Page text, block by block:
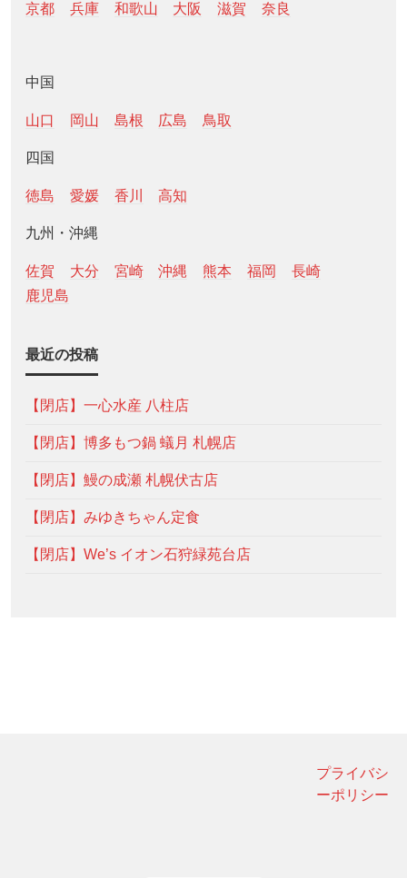
京都 兵庫 和歌山 大阪 滋賀 奈良
中国
山口 岡山 島根 広島 鳥取
四国
徳島 愛媛 香川 高知
九州・沖縄
佐賀 大分 宮崎 沖縄 熊本 福岡
長崎
鹿児島
最近の投稿
【閉店】一心水産 八柱店
【閉店】博多もつ鍋 蟻月 札幌店
【閉店】鰻の成瀬 札幌伏古店
【閉店】みゆきちゃん定食
【閉店】We’s イオン石狩緑苑台店
プライバシ
ーポリシー